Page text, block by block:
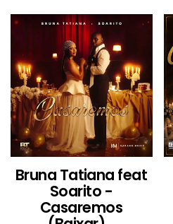
Bruna Tatiana feat
Soarito -
Casaremos